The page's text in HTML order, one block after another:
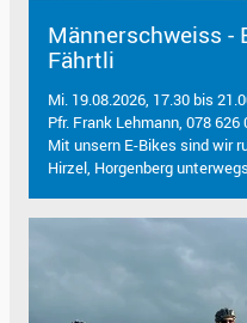
Männerschweiss -
Fährtli
Mi. 19.08.2026, 17.30 bis
Pfr. Frank Lehmann, 078 626
Mit unsern E-Bikes sind wir
Hirzel, Horgenberg